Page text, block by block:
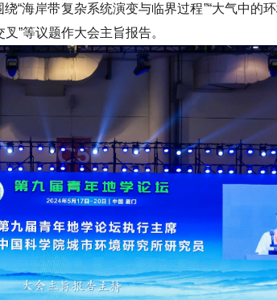
海岸带复杂系统演变与临界过程”“大气中的
”等议题作大会主旨报告。